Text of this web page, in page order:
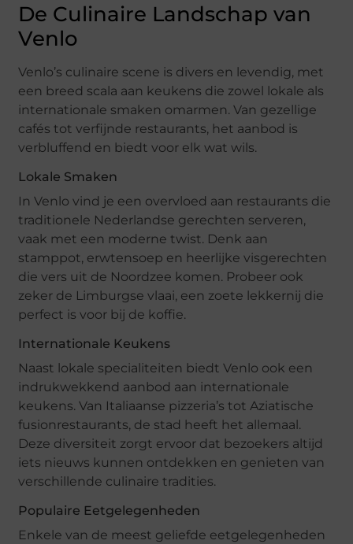
De Culinaire Landschap van
Venlo
Venlo’s culinaire scene is divers en levendig, met
een breed scala aan keukens die zowel lokale als
internationale smaken omarmen. Van gezellige
cafés tot verfijnde restaurants, het aanbod is
verbluffend en biedt voor elk wat wils.
Lokale Smaken
In Venlo vind je een overvloed aan restaurants die
traditionele Nederlandse gerechten serveren,
vaak met een moderne twist. Denk aan
stamppot, erwtensoep en heerlijke visgerechten
die vers uit de Noordzee komen. Probeer ook
zeker de Limburgse vlaai, een zoete lekkernij die
perfect is voor bij de koffie.
Internationale Keukens
Naast lokale specialiteiten biedt Venlo ook een
indrukwekkend aanbod aan internationale
keukens. Van Italiaanse pizzeria’s tot Aziatische
fusionrestaurants, de stad heeft het allemaal.
Deze diversiteit zorgt ervoor dat bezoekers altijd
iets nieuws kunnen ontdekken en genieten van
verschillende culinaire tradities.
Populaire Eetgelegenheden
Enkele van de meest geliefde eetgelegenheden